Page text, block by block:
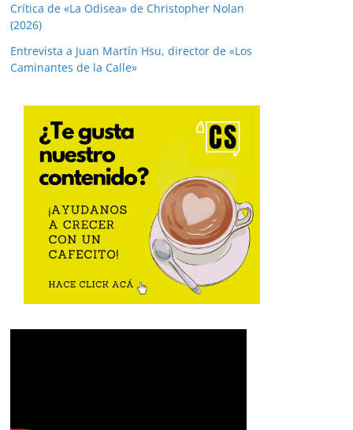
Crítica de «La Odisea» de Christopher Nolan
(2026)
Entrevista a Juan Martín Hsu, director de «Los
Caminantes de la Calle»